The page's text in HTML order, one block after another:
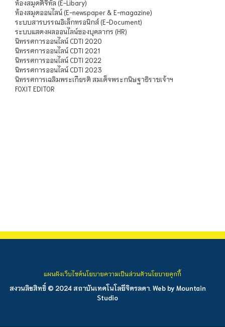
ห้องสมุดดิจิทัล (E-Libary)
ห้องสมุดออนไลน์ (E-newspaper & E-magazine)
ระบบสารบรรณอิเล็กทรอนิกส์ (E-Document)
ระบบแสดงผลออนไลน์ของบุคลากร (HR)
นิทรรศการออนไลน์ CDTI 2020
นิทรรศการออนไลน์ CDTI 2021
นิทรรศการออนไลน์ CDTI 2022
นิทรรศการออนไลน์ CDTI 2023
นิทรรศการเฉลิมพระเกียรติ สมเด็จพระกนิษฐาธิราชเจ้าฯ
FOXIT EDITOR
สงวนลิขสิทธิ์ © 2024 สถาบันเทคโนโลยีจิตรลดา. Web by Mountain
Studio
แผนผังเว็บไซต์นโยบายความเป็นส่วนตัวนโยบายคุกกี้